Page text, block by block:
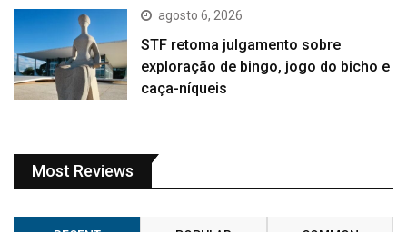
agosto 6, 2026
STF retoma julgamento sobre
exploração de bingo, jogo do bicho e
caça-níqueis
Most Reviews